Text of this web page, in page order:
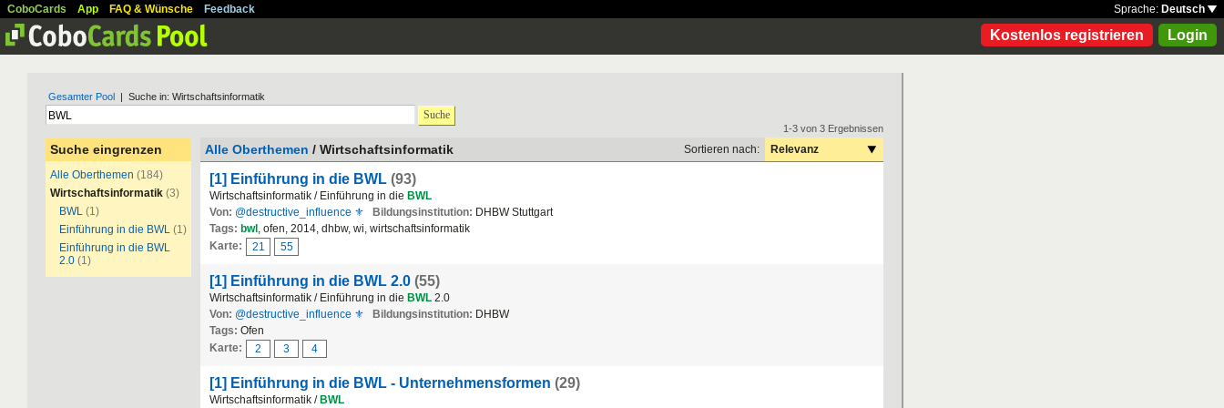
CoboCards App FAQ & Wünsche Feedback Sprache: Deutsch
Kostenlos registrieren Login
Gesamter Pool | Suche in: Wirtschaftsinformatik
Suche
Suche eingrenzen
Alle Oberthemen (184)
Wirtschaftsinformatik (3)
BWL (1)
Einführung in die BWL (1)
Einführung in die BWL
2.0 (1)
1-3 von 3 Ergebnissen
Alle Oberthemen / Wirtschaftsinformatik Sortieren nach: Relevanz
[1] Einführung in die BWL (93)
Wirtschaftsinformatik / Einführung in die BWL
Von: @destructive_influence ⚜ Bildungsinstitution: DHBW Stuttgart
Tags: bwl , ofen, 2014, dhbw, wi, wirtschaftsinformatik
Karte:
21 55
[1] Einführung in die BWL 2.0 (55)
Wirtschaftsinformatik / Einführung in die BWL 2.0
Von: @destructive_influence ⚜ Bildungsinstitution: DHBW
Tags: Ofen
Karte:
2 3 4
[1] Einführung in die BWL - Unternehmensformen (29)
Wirtschaftsinformatik / BWL